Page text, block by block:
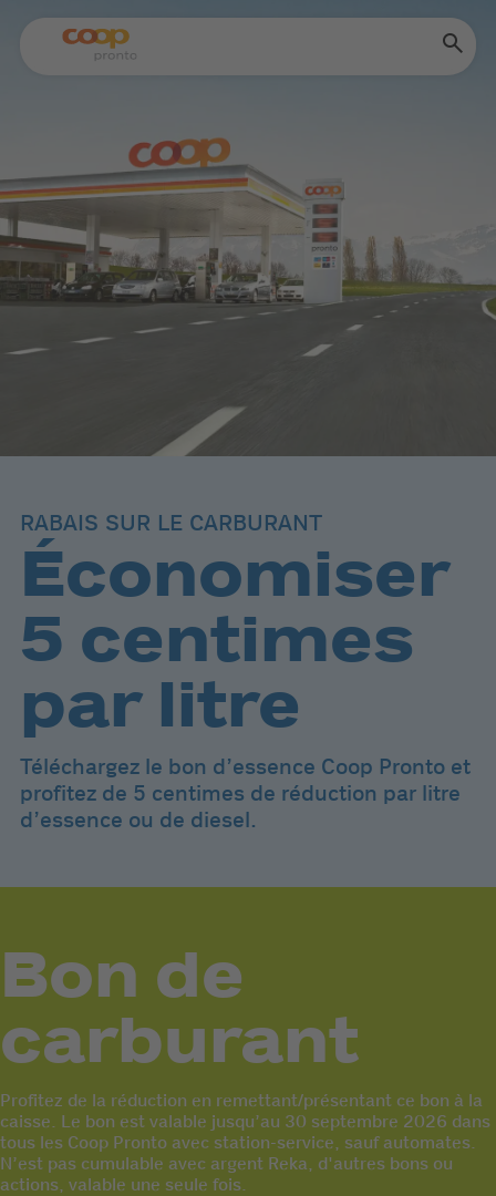
RABAIS SUR LE CARBURANT
Économiser
5 centimes
par litre
Téléchargez le bon d’essence Coop Pronto et
profitez de 5 centimes de réduction par litre
d’essence ou de diesel.
Bon de
carburant
Profitez de la réduction en remettant/présentant ce bon à la
caisse. Le bon est valable jusqu’au 30 septembre 2026 dans
tous les Coop Pronto avec station-service, sauf automates.
N’est pas cumulable avec argent Reka, d'autres bons ou
actions, valable une seule fois.